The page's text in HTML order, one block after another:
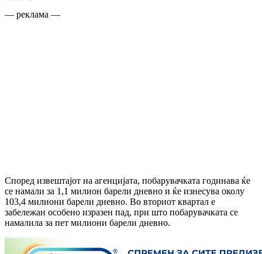
— реклама —
Според извештајот на агенцијата, побарувачката годинава ќе
се намали за 1,1 милион барели дневно и ќе изнесува околу
103,4 милиони барели дневно. Во вториот квартал е
забележан особено изразен пад, при што побарувачката се
намалила за пет милиони барели дневно.